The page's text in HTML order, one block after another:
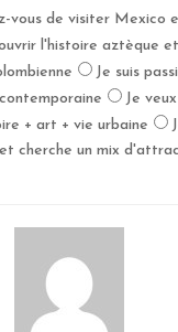
vous de visiter Mexico
l'histoire aztèque et
Je suis
Je
+ art + vie urbaine
cherche un mix